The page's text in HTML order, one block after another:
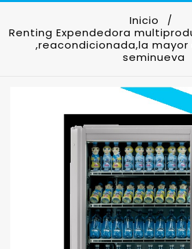
Inicio
Renting Expendedora
,reacondicionada,la
seminueva